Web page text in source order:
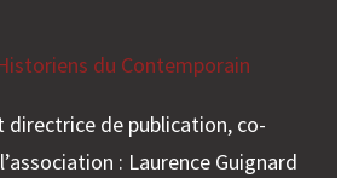
du Contemporain
directrice de publication, co-
: Laurence Guignard